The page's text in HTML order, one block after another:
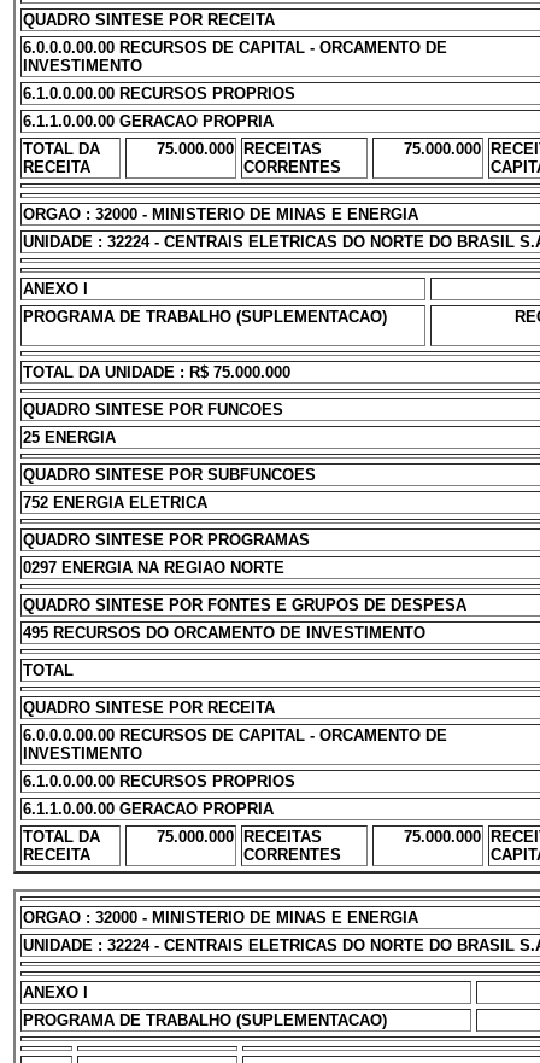
QUADRO SINTESE POR RECEITA
6.0.0.0.00.00 RECURSOS DE CAPITAL - ORCAMENTO DE
INVESTIMENTO
6.1.0.0.00.00 RECURSOS PROPRIOS
6.1.1.0.00.00 GERACAO PROPRIA
TOTAL DA
RECEITA
75.000.000
RECEITAS
CORRENTES
75.000.000
ORGAO : 32000 - MINISTERIO DE MINAS E ENERGIA
UNIDADE : 32224 - CENTRAIS ELETRICAS DO NORTE DO BRASIL
ANEXO I
PROGRAMA DE TRABALHO (SUPLEMENTACAO)
TOTAL DA UNIDADE : R$ 75.000.000
QUADRO SINTESE POR FUNCOES
25 ENERGIA
QUADRO SINTESE POR SUBFUNCOES
752 ENERGIA ELETRICA
QUADRO SINTESE POR PROGRAMAS
0297 ENERGIA NA REGIAO NORTE
QUADRO SINTESE POR FONTES E GRUPOS DE DESPESA
495 RECURSOS DO ORCAMENTO DE INVESTIMENTO
TOTAL
QUADRO SINTESE POR RECEITA
6.0.0.0.00.00 RECURSOS DE CAPITAL - ORCAMENTO DE
INVESTIMENTO
6.1.0.0.00.00 RECURSOS PROPRIOS
6.1.1.0.00.00 GERACAO PROPRIA
TOTAL DA
RECEITA
75.000.000
RECEITAS
CORRENTES
75.000.000
ORGAO : 32000 - MINISTERIO DE MINAS E ENERGIA
UNIDADE : 32224 - CENTRAIS ELETRICAS DO NORTE DO BRASIL
ANEXO I
PROGRAMA DE TRABALHO (SUPLEMENTACAO)